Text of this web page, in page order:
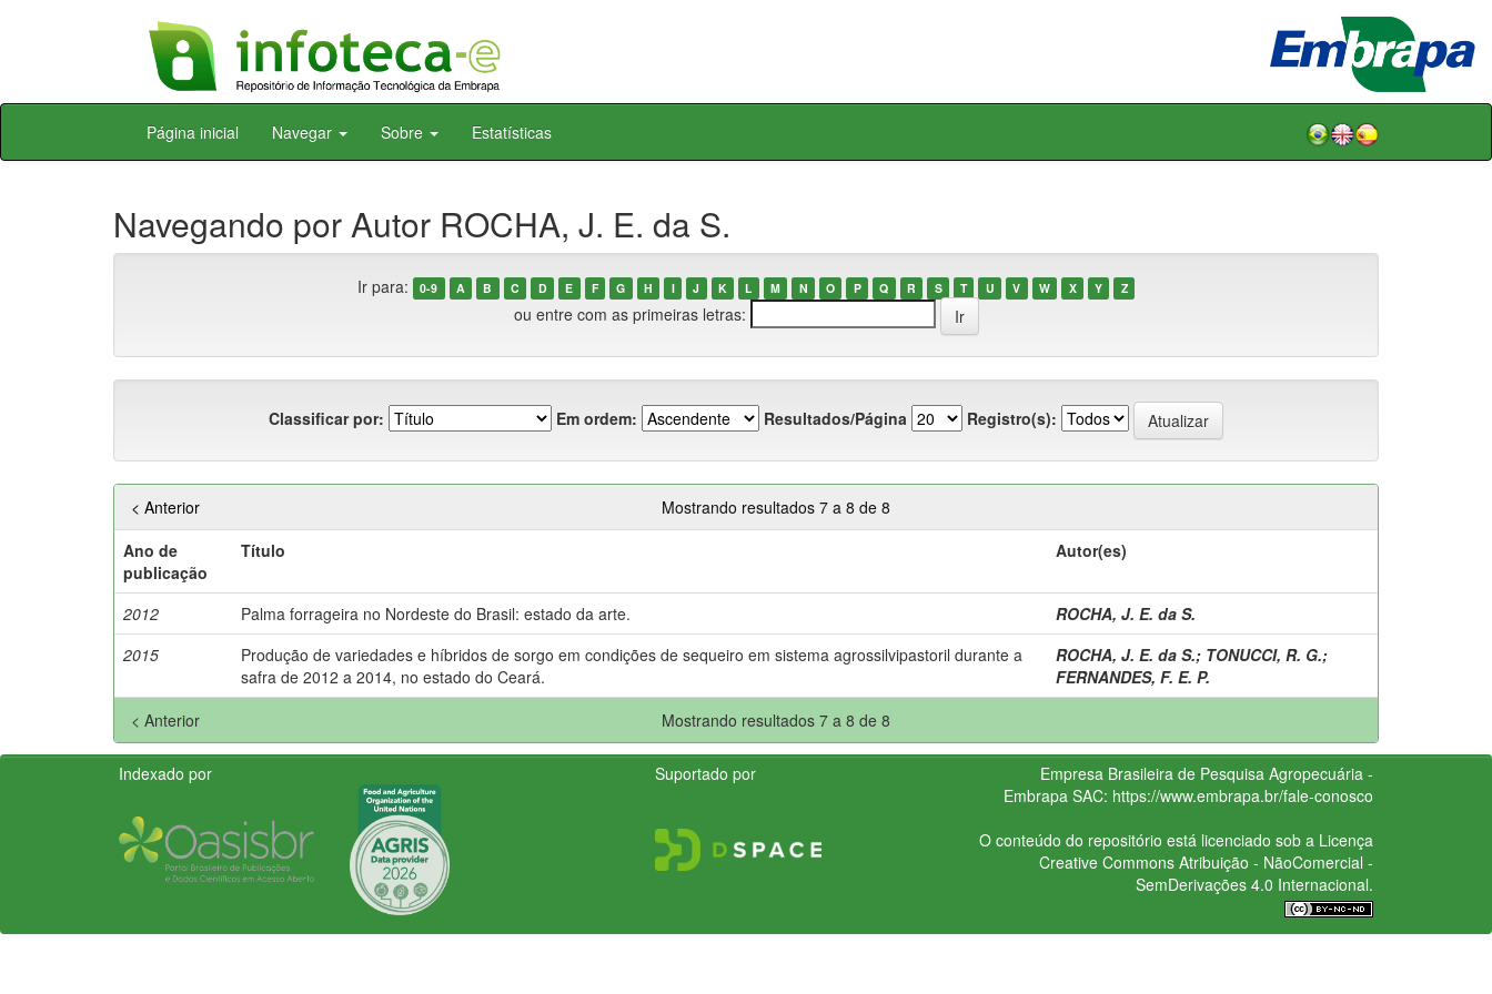
Skip
Página inicial Navegar Sobre Estatísticas
Navegando por Autor ROCHA, J. E. da S.
Ir para: 0-9 A B C D E F G H I J K L M N O P Q R S T U V W X Y Z
ou entre com as primeiras letras:
Classificar por: Em ordem: Resultados/Página Registro(s):
Mostrando resultados 7 a 8 de 8
< Anterior
Ano de
publicação
Título Autor(es)
2012 Palma forrageira no Nordeste do Brasil: estado da arte.
ROCHA, J. E. da S.
2015
Produção de variedades e híbridos de sorgo em condições de sequeiro em sistema agrossilvipastoril durante a
safra de 2012 a 2014, no estado do Ceará.
ROCHA, J. E. da S.; TONUCCI, R. G.;
FERNANDES, F. E. P.
Mostrando resultados 7 a 8 de 8
< Anterior
Indexado por Suportado por
Empresa Brasileira de Pesquisa Agropecuária -
Embrapa SAC: https://www.embrapa.br/fale-conosco
O conteúdo do repositório está licenciado sob a Licença
Creative CommonsAtribuição - NãoComercial -
SemDerivações 4.0 Internacional.